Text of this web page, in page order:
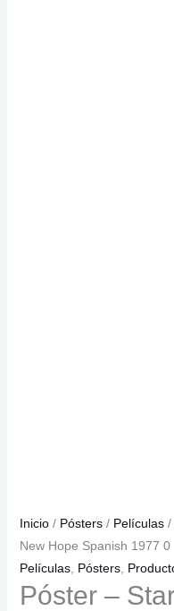
Inicio/ Pósters/ Películas/
New Hope Spanish 1977 0
Películas, Pósters,
Póster –